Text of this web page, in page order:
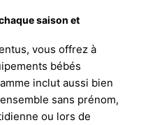
saison et
vous offrez à
bébés
inclut aussi bien
sans prénom,
ou lors de